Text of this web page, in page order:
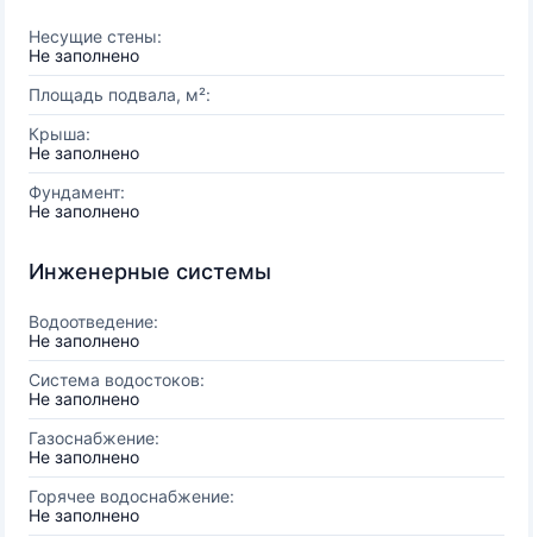
Несущие стены:
Не заполнено
Площадь подвала, м²:
Крыша:
Не заполнено
Фундамент:
Не заполнено
Инженерные системы
Водоотведение:
Не заполнено
Система водостоков:
Не заполнено
Газоснабжение:
Не заполнено
Горячее водоснабжение:
Не заполнено